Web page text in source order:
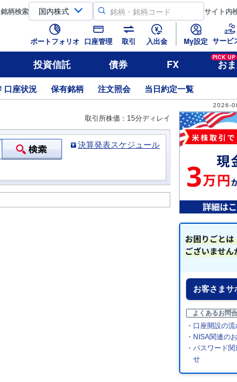
銘柄検索 サイト内
ポートフォリオ 口座管理 取引 入出金 My設定 サービ
投資信託 債券 FX
PICK UP
お
口座状況 保有銘柄 注文照会 当日約定一覧
2026-
取引所株価：15分ディレイ
決算発表スケジュール
お客さまサ
よくあるお問
・口座開設の流
・NISA関連の
・パスワード
せ